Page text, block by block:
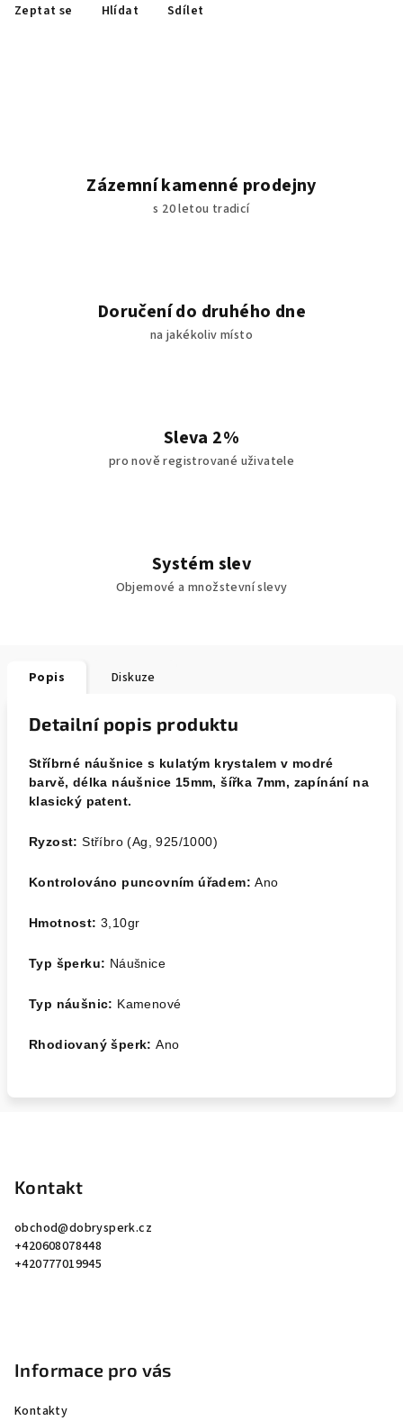
Zeptat se Hlídat Sdílet
Zázemní kamenné prodejny
s 20 letou tradicí
Doručení do druhého dne
na jakékoliv místo
Sleva 2%
pro nově registrované uživatele
Systém slev
Objemové a množstevní slevy
Popis Diskuze
Detailní popis produktu
Stříbrné náušnice s kulatým krystalem v modré
barvě, délka náušnice 15mm, šířka 7mm, zapínání na
klasický patent.
Ryzost: Stříbro (Ag, 925/1000)
Kontrolováno puncovním úřadem:Ano
Hmotnost: 3,10gr
Typ šperku: Náušnice
Typ náušnic: Kamenové
Rhodiovaný šperk:Ano
Kontakt
obchod@dobrysperk.cz
+420608078448
+420777019945
Informace pro vás
Kontakty